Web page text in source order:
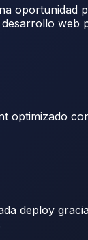
oportunidad
web
optimizado
deploy